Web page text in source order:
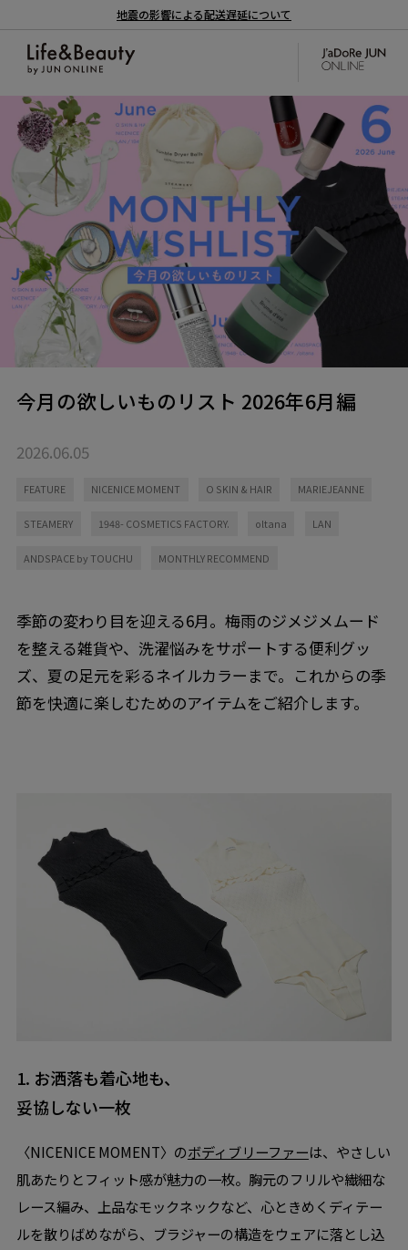
地震の影響による配送遅延について
今月の欲しいものリスト 2026年6月編
2026.06.05
FEATURE NICENICE MOMENT O SKIN & HAIR MARIEJEANNE
STEAMERY 1948- COSMETICS FACTORY. oltana LAN
ANDSPACE by TOUCHU MONTHLY RECOMMEND
季節の変わり目を迎える6月。梅雨のジメジメムード
を整える雑貨や、洗濯悩みをサポートする便利グッ
ズ、夏の足元を彩るネイルカラーまで。これからの季
節を快適に楽しむためのアイテムをご紹介します。
1. お洒落も着心地も、
妥協しない一枚
〈NICENICE MOMENT〉のボディブリーファーは、やさしい
肌あたりとフィット感が魅力の一枚。胸元のフリルや繊細な
レース編み、上品なモックネックなど、心ときめくディテー
ルを散りばめながら、ブラジャーの構造をウェアに落とし込